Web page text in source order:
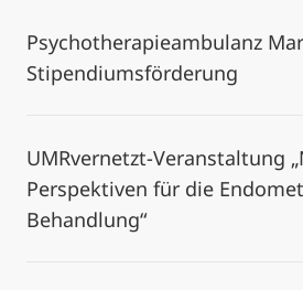
Psychotherapieambulanz
Stipendiumsförderung
UMRvernetzt-Veranstaltung
Perspektiven für die
Behandlung“